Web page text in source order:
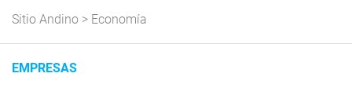
Sitio Andino > Economía
EMPRESAS